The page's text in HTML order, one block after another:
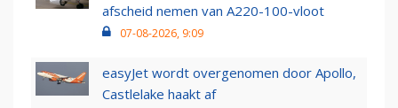
afscheid nemen van A220-100-vloot
07-08-2026, 9:09
easyJet wordt overgenomen door Apollo,
Castlelake haakt af